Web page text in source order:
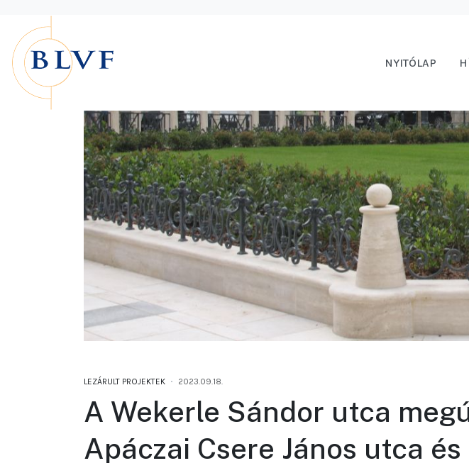
NYITÓLAP
LEZÁRULT PROJEKTEK 2023.09.18.
A Wekerle Sándor utca
Apáczai Csere János utca